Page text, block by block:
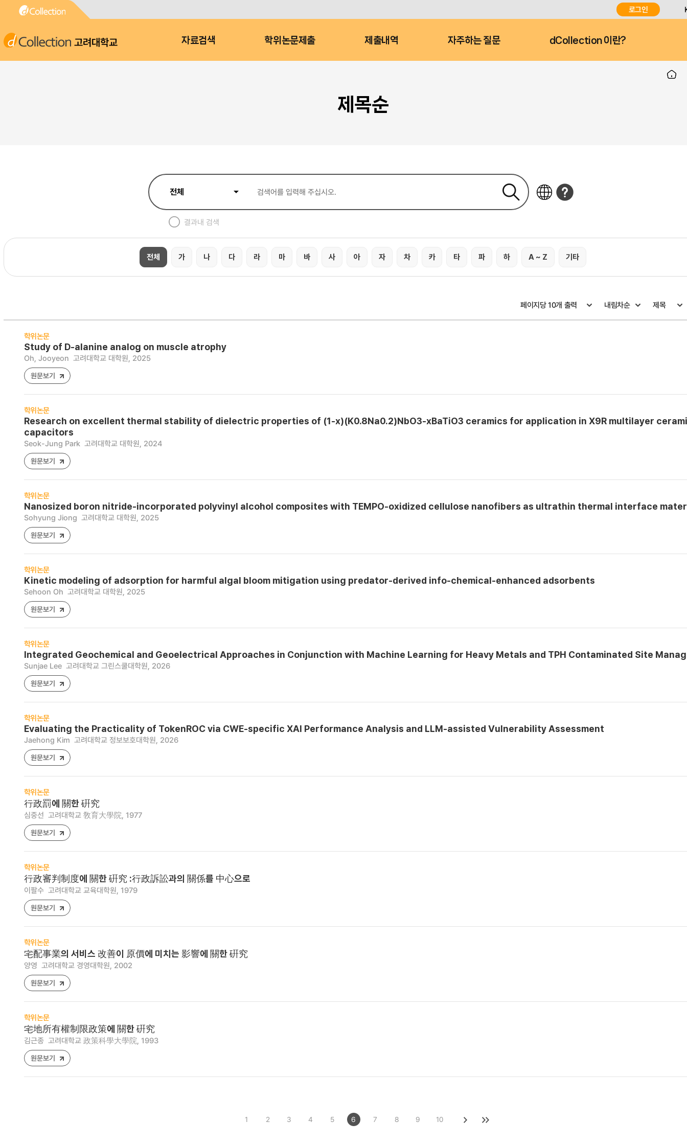
로그인
고려대학교 자료검색 학위논문제출 제출내역 자주하는 질문 dCollection 이란?
제목순
결과내 검색
전체 가 나 다 라 마 바 사 아 자 차 카 타 파 하 A ~ Z 기타
학위논문
Study of D-alanine analog on muscle atrophy
Oh, Jooyeon 고려대학교 대학원, 2025
원문보기
학위논문
Research on excellent thermal stability of dielectric properties of (1-x)(K0.8Na0.2)NbO3-xBaTiO3 ceramics for application in X9R multilayer
capacitors
Seok-Jung Park 고려대학교 대학원, 2024
원문보기
학위논문
Nanosized boron nitride-incorporated polyvinyl alcohol composites with TEMPO-oxidized cellulose nanofibers as ultrathin thermal interface
Sohyung Jiong 고려대학교 대학원, 2025
원문보기
학위논문
Kinetic modeling of adsorption for harmful algal bloom mitigation using predator-derived info-chemical-enhanced adsorbents
Sehoon Oh 고려대학교 대학원, 2025
원문보기
학위논문
Integrated Geochemical and Geoelectrical Approaches in Conjunction with Machine Learning for Heavy Metals and TPH Contaminated Site
Sunjae Lee 고려대학교 그린스쿨대학원, 2026
원문보기
학위논문
Evaluating the Practicality of TokenROC via CWE-specific XAI Performance Analysis and LLM-assisted Vulnerability Assessment
Jaehong Kim 고려대학교 정보보호대학원, 2026
원문보기
학위논문
行政罰에 關한 硏究
심중선 고려대학교 敎育大學院, 1977
원문보기
학위논문
行政審判制度에 關한 硏究 :行政訴訟과의 關係를 中心으로
이팔수 고려대학교 교육대학원, 1979
원문보기
학위논문
宅配事業의 서비스 改善이 原價에 미치는 影響에 關한 硏究
양영 고려대학교 경영대학원, 2002
원문보기
학위논문
宅地所有權制限政策에 關한 硏究
김근종 고려대학교 政策科學大學院, 1993
원문보기
1 2 3 4 5 6 7 8 9 10